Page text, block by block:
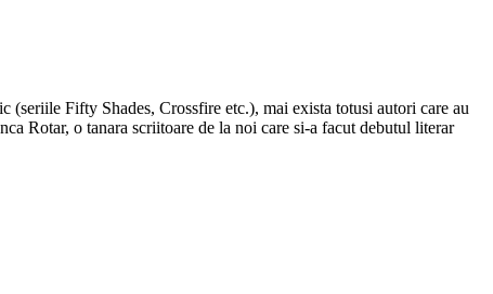
Fifty Shades, Crossfire etc.), mai exista totusi autori care au
Rotar, o tanara scriitoare de la noi care si-a facut debutul literar